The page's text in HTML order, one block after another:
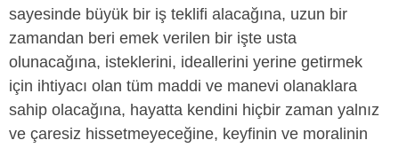
sayesinde büyük bir iş teklifi alacağına, uzun bir
zamandan beri emek verilen bir işte usta
olunacağına, isteklerini, ideallerini yerine getirmek
için ihtiyacı olan tüm maddi ve manevi olanaklara
sahip olacağına, hayatta kendini hiçbir zaman yalnız
ve çaresiz hissetmeyeceğine, keyfinin ve moralinin